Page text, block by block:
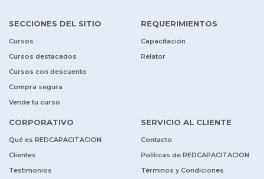
SECCIONES DEL SITIO
Cursos
Cursos destacados
Cursos con descuento
Compra segura
Vende tu curso
REQUERIMIENTOS
Capacitación
Relator
CORPORATIVO
Qué es REDCAPACITACION
Clientes
Testimonios
SERVICIO AL CLIENTE
Contacto
Políticas de REDCAPACITACION
Términos y Condiciones